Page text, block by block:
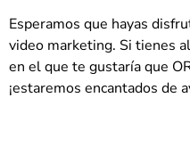
Esperamos que hayas
video marketing. Si tienes
en el que te gustaría que
¡estaremos encantados de